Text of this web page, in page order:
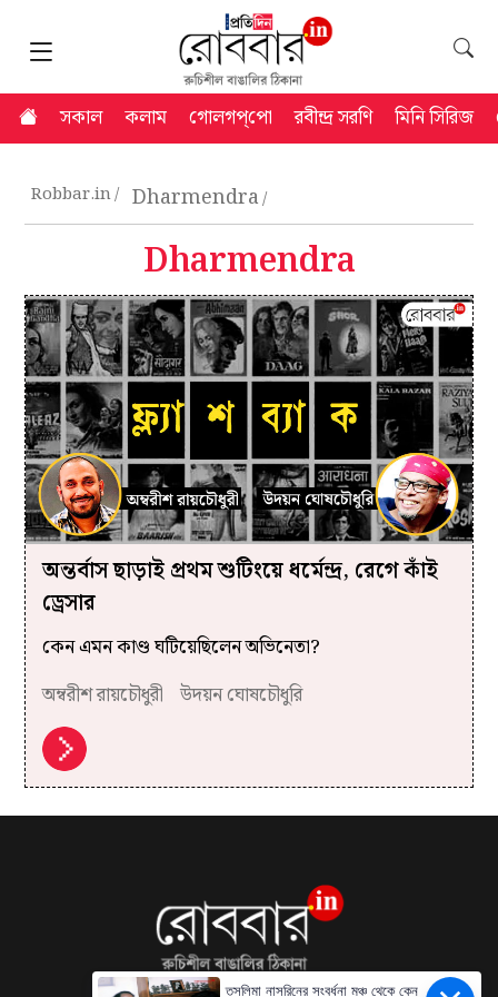
সকাল কলাম গোলগপ্‌পো রবীন্দ্র সরণি মিনি সিরিজ
Robbar.in Dharmendra
Dharmendra
অন্তর্বাস ছাড়াই প্রথম শুটিংয়ে ধর্মেন্দ্র, রেগে কাঁই
ড্রেসার
কেন এমন কাণ্ড ঘটিয়েছিলেন অভিনেতা?
অম্বরীশ রায়চৌধুরী উদয়ন ঘোষচৌধুরি
তসলিমা নাসরিনের সংবর্ধনা মঞ্চ থেকে কেন